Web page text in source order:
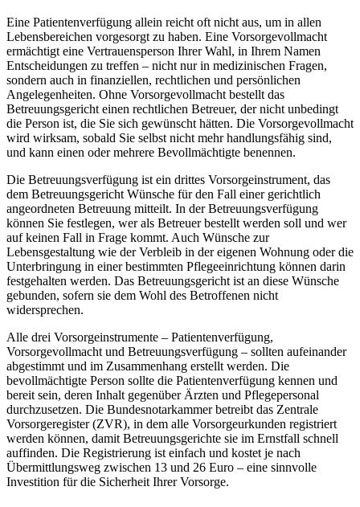
Eine Patientenverfügung allein reicht oft nicht aus, um in allen
Lebensbereichen vorgesorgt zu haben. Eine Vorsorgevollmacht
ermächtigt eine Vertrauensperson Ihrer Wahl, in Ihrem Namen
Entscheidungen zu treffen – nicht nur in medizinischen Fragen,
sondern auch in finanziellen, rechtlichen und persönlichen
Angelegenheiten. Ohne Vorsorgevollmacht bestellt das
Betreuungsgericht einen rechtlichen Betreuer, der nicht unbedingt
die Person ist, die Sie sich gewünscht hätten. Die Vorsorgevollmacht
wird wirksam, sobald Sie selbst nicht mehr handlungsfähig sind,
und kann einen oder mehrere Bevollmächtigte benennen.
Die Betreuungsverfügung ist ein drittes Vorsorgeinstrument, das
dem Betreuungsgericht Wünsche für den Fall einer gerichtlich
angeordneten Betreuung mitteilt. In der Betreuungsverfügung
können Sie festlegen, wer als Betreuer bestellt werden soll und wer
auf keinen Fall in Frage kommt. Auch Wünsche zur
Lebensgestaltung wie der Verbleib in der eigenen Wohnung oder die
Unterbringung in einer bestimmten Pflegeeinrichtung können darin
festgehalten werden. Das Betreuungsgericht ist an diese Wünsche
gebunden, sofern sie dem Wohl des Betroffenen nicht
widersprechen.
Alle drei Vorsorgeinstrumente – Patientenverfügung,
Vorsorgevollmacht und Betreuungsverfügung – sollten aufeinander
abgestimmt und im Zusammenhang erstellt werden. Die
bevollmächtigte Person sollte die Patientenverfügung kennen und
bereit sein, deren Inhalt gegenüber Ärzten und Pflegepersonal
durchzusetzen. Die Bundesnotarkammer betreibt das Zentrale
Vorsorgeregister (ZVR), in dem alle Vorsorgeurkunden registriert
werden können, damit Betreuungsgerichte sie im Ernstfall schnell
auffinden. Die Registrierung ist einfach und kostet je nach
Übermittlungsweg zwischen 13 und 26 Euro – eine sinnvolle
Investition für die Sicherheit Ihrer Vorsorge.